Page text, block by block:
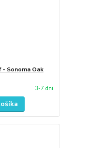
Sonoma Oak
3-7 dni